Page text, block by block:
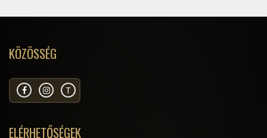
KÖZÖSSÉG
T
ELÉRHETŐSÉGEK